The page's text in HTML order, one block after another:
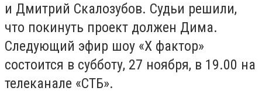
и Дмитрий Скалозубов. Судьи решили,
что покинуть проект должен Дима.
Следующий эфир шоу «Х фактор»
состоится в субботу, 27 ноября, в 19.00 на
телеканале «СТБ».